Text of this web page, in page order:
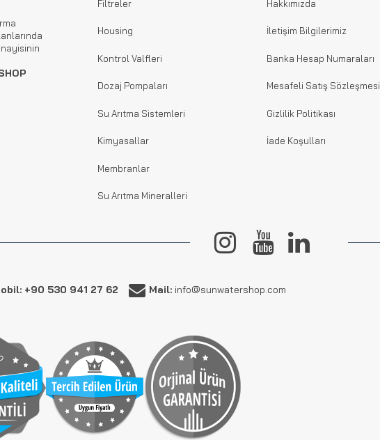
Filtreler
Housing
Kontrol Valfleri
Dozaj Pompaları
Su Arıtma Sistemleri
Kimyasallar
Membranlar
Su Arıtma Mineralleri
Hakkımızda
İletişim Bilgilerimiz
Banka Hesap Numaraları
Mesafeli Satış Sözleşmesi
Gizlilik Politikası
İade Koşulları
+90 530 941 27 62 Mail: info@sunwatershop.com